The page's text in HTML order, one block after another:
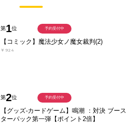
第1位
【コミック】魔法少女ノ魔女裁判(2)
￥924
予約受付中
第2位
【グッズ-カードゲーム】鳴潮 ：対決 ブース
ターパック第一弾【ポイント2倍】
予約受付中